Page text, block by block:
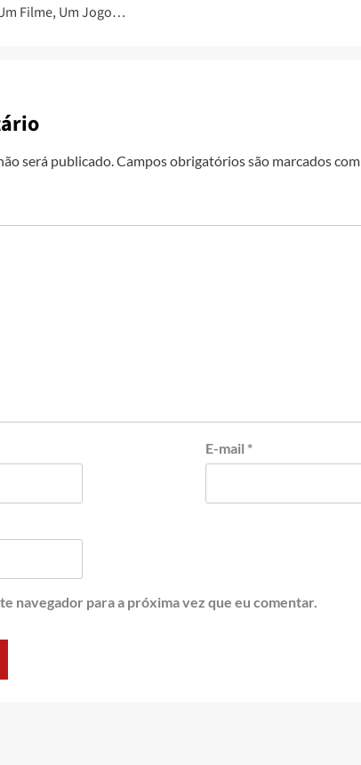
Filme, Um Jogo…
será publicado.Campos obrigatórios são marcados com
E-mail *
navegador para a próxima vez que eu comentar.